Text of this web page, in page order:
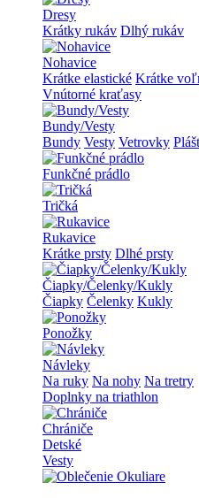
Dresy
Krátky rukáv Dlhý rukáv
Nohavice
Krátke elastické Krátke
Vnútorné kraťasy
Bundy/Vesty
Bundy Vesty Vetrovky
Funkčné prádlo
Tričká
Rukavice
Krátke prsty Dlhé prsty
Čiapky/Čelenky/Kukly
Čiapky Čelenky Kukly
Ponožky
Návleky
Na ruky Na nohy Na tretry
Doplnky na triathlon
Chrániče
Detské
Vesty